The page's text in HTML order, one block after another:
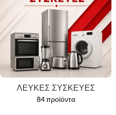
ΛΕΥΚΕΣ ΣΥΣΚΕΥΕΣ
84 προϊόντα